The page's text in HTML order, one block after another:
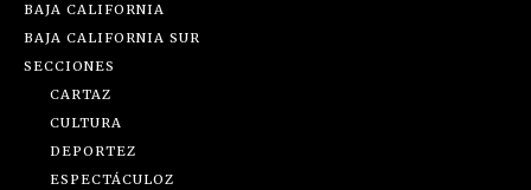
BAJA CALIFORNIA
BAJA CALIFORNIA SUR
SECCIONES
CARTAZ
CULTURA
DEPORTEZ
ESPECTÁCULOZ